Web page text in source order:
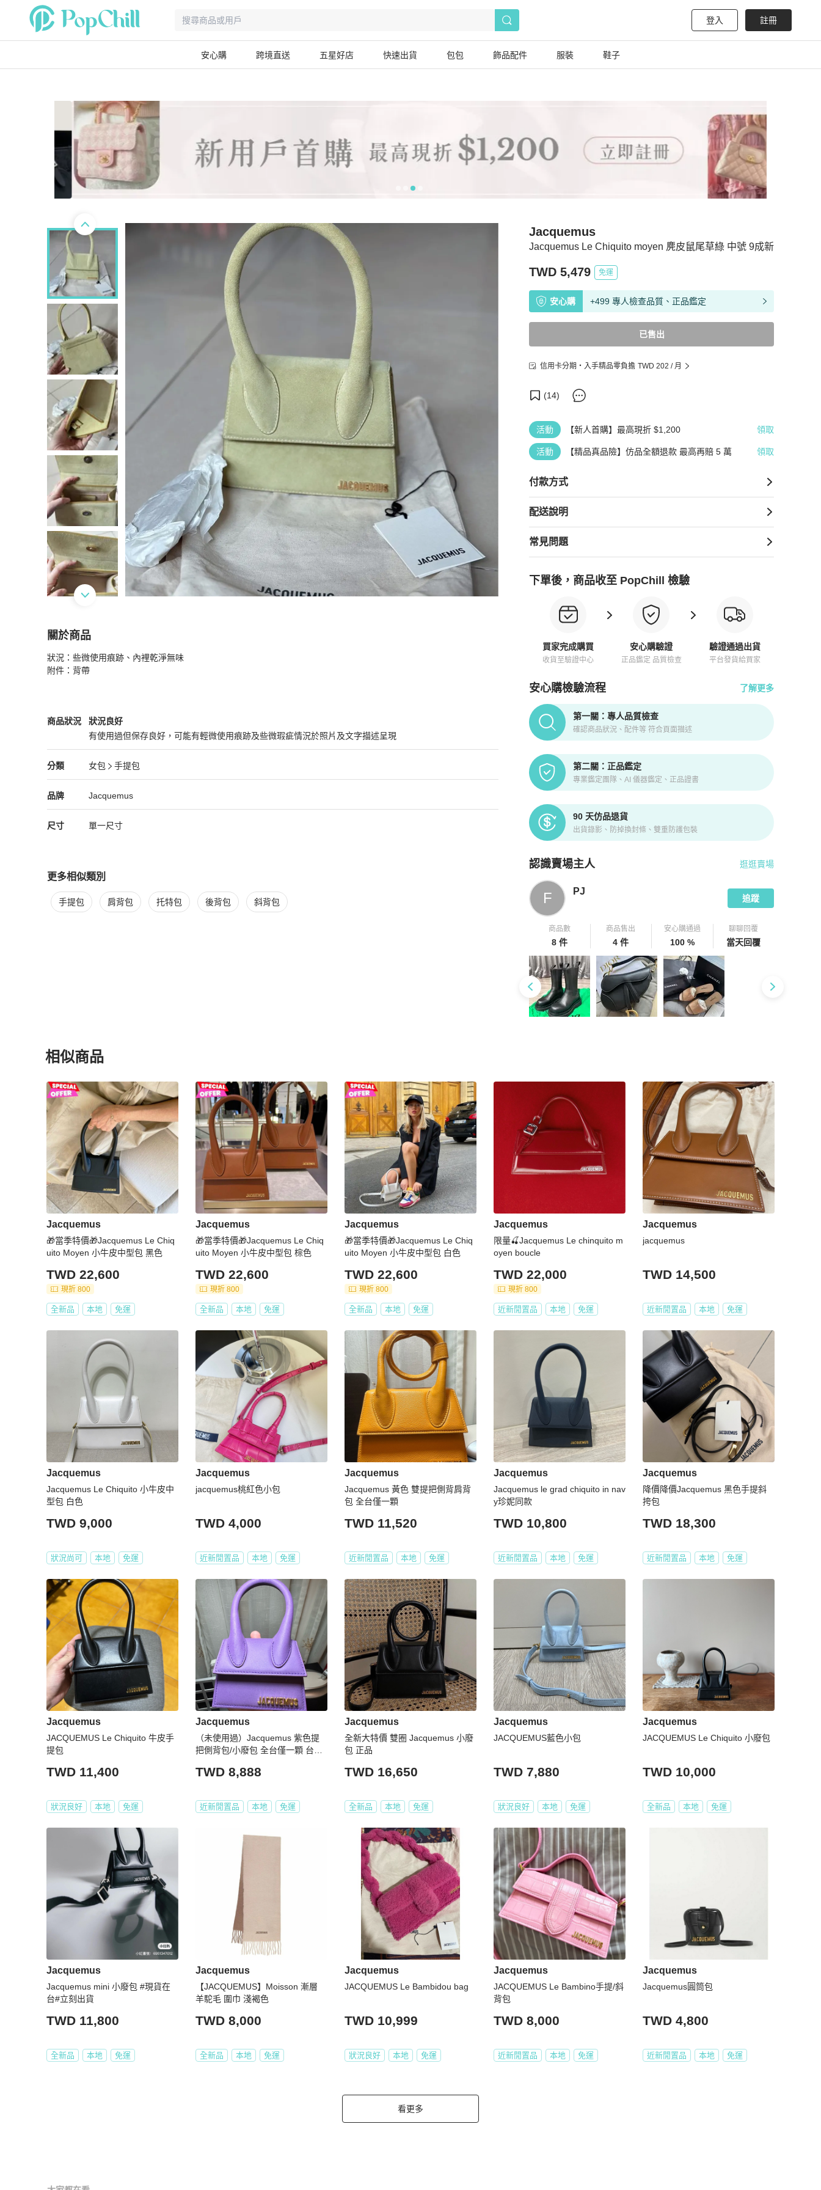
登入 註冊
安心購 跨境直送 五星好店 快速出貨 包包 飾品配件 服裝 鞋子
Jacquemus Le Chiquito moyen 麂皮鼠尾草綠 中號 9成新
Jacquemus
TWD 5,479 免運
安心購 +499 專人檢查品質、正品鑑定
已售出
信用卡分期・入手精品零負擔 TWD 202 / 月
(14)
活動 【新人首購】最高現折 $1,200 領取
活動 【精品真品險】仿品全額退款 最高再賠 5 萬 領取
付款方式
配送說明
常見問題
下單後，商品收至 PopChill 檢驗
買家完成購買
收貨至驗證中心
安心購驗證
正品鑑定 品質檢查
驗證通過出貨
平台發貨給買家
安心購檢驗流程 了解更多
PopChill拍拍圈正品驗證、安心購檢驗流程介紹
第一關：專人品質檢查
確認商品狀況、配件等 符合頁面描述
第二關：正品鑑定
專業鑑定團隊、AI 儀器鑑定、正品證書
90 天仿品退貨
出貨錄影、防掉換封條、雙重防護包裝
認識賣場主人
PopChill 拍拍圈嚴選賣家
逛逛賣場
F PJ
追蹤
商品數
8 件
商品售出
4 件
安心購通過
100 %
聊聊回覆
當天回覆
關於商品
關於 Jacquemus Le Chiquito moyen 麂皮鼠尾草綠 中號 9成新
狀況：些微使用痕跡、內裡乾淨無味
附件：背帶
商品狀況
Jacquemus女包商品狀態與細節
狀況良好
有使用過但保存良好，可能有輕微使用痕跡及些微瑕疵情況於照片及文字描述呈現
狀況良好
分類
Jacquemus女包 分類資訊
女包
手提包
女包/手提包推薦
品牌
Jacquemus精品女包品牌介紹
Jacquemus
Jacquemus推薦清單
尺寸 單一尺寸
更多相似類別
更多Jacquemus女包 相似商品推薦
手提包 肩背包 托特包 後背包 斜背包
相似商品
更多相似Jacquemus女包推薦精品
Jacquemus
🎁當季特價🎁Jacquemus Le Chiq
uito Moyen 小牛皮中型包 黑色
TWD 22,600
現折 800
全新品 本地 免運
Jacquemus
🎁當季特價🎁Jacquemus Le Chiq
uito Moyen 小牛皮中型包 棕色
TWD 22,600
現折 800
全新品 本地 免運
Jacquemus
🎁當季特價🎁Jacquemus Le Chiq
uito Moyen 小牛皮中型包 白色
TWD 22,600
現折 800
全新品 本地 免運
Jacquemus
限量🍒Jacquemus Le chinquito m
oyen boucle
TWD 22,000
現折 800
近新閒置品 本地 免運
Jacquemus
jacquemus
TWD 14,500
近新閒置品 本地 免運
Jacquemus
Jacquemus Le Chiquito 小牛皮中
型包 白色
TWD 9,000
狀況尚可 本地 免運
Jacquemus
jacquemus桃紅色小包
TWD 4,000
近新閒置品 本地 免運
Jacquemus
Jacquemus 黃色 雙提把側背肩背
包 全台僅一顆
TWD 11,520
近新閒置品 本地 免運
Jacquemus
Jacquemus le grad chiquito in nav
y珍妮同款
TWD 10,800
近新閒置品 本地 免運
Jacquemus
降價降價Jacquemus 黑色手提斜
挎包
TWD 18,300
近新閒置品 本地 免運
Jacquemus
JACQUEMUS Le Chiquito 牛皮手
提包
TWD 11,400
狀況良好 本地 免運
Jacquemus
（未使用過）Jacquemus 紫色提
把側背包/小廢包 全台僅一顆 台中L
側背包 #手提包 #肩背包
TWD 8,888
近新閒置品 本地 免運
Jacquemus
全新大特價 雙圈 Jacquemus 小廢
包 正品
TWD 16,650
全新品 本地 免運
Jacquemus
JACQUEMUS藍色小包
TWD 7,880
狀況良好 本地 免運
Jacquemus
JACQUEMUS Le Chiquito 小廢包
TWD 10,000
全新品 本地 免運
Jacquemus
Jacquemus mini 小廢包 #現貨在
台#立刻出貨
TWD 11,800
全新品 本地 免運
Jacquemus
【JACQUEMUS】Moisson 漸層
羊駝毛 圍巾 淺褐色
TWD 8,000
全新品 本地 免運
Jacquemus
JACQUEMUS Le Bambidou bag
TWD 10,999
狀況良好 本地 免運
Jacquemus
JACQUEMUS Le Bambino手提/斜
背包
TWD 8,000
近新閒置品 本地 免運
Jacquemus
Jacquemus圓筒包
TWD 4,800
近新閒置品 本地 免運
看更多